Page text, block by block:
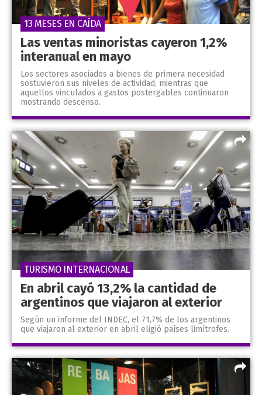
Las ventas minoristas cayeron 1,2%
interanual en mayo
Los sectores asociados a bienes de primera necesidad
sostuvieron sus niveles de actividad, mientras que
aquellos vinculados a gastos postergables continuaron
mostrando descenso.
13 MESES EN CAÍDA
En abril cayó 13,2% la cantidad de
argentinos que viajaron al exterior
Según un informe del INDEC, el 71,7% de los argentinos
que viajaron al exterior en abril eligió países limítrofes.
TURISMO INTERNACIONAL